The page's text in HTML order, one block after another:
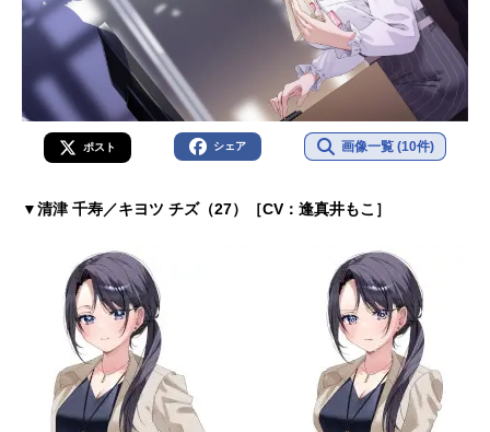
ポスト シェア 画像一覧 (10件)
▼清津 千寿／キヨツ チズ（27）［CV：逢真井もこ］